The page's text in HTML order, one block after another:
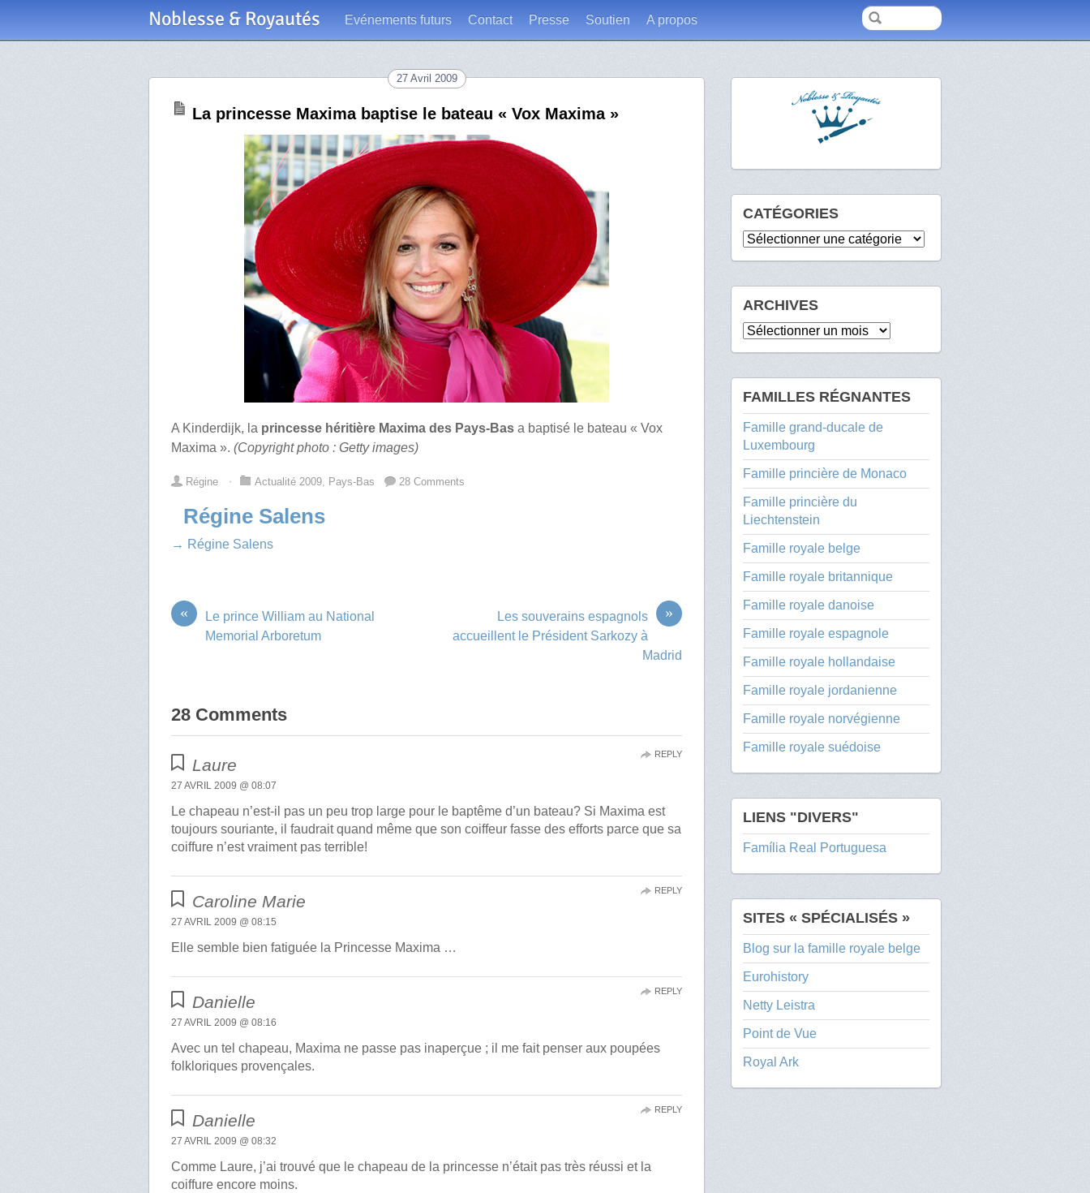
Noblesse & Royautés Evénements futurs Contact Presse Soutien A propos
27 Avril 2009
La princesse Maxima baptise le bateau « Vox Maxima »
A Kinderdijk, la princesse héritière Maxima des Pays-Bas a baptisé le bateau « Vox
Maxima ».(Copyright photo : Getty images)
Régine ⋅ Actualité 2009 Pays-Bas 28 Comments
Régine Salens
→ Régine Salens
«
Le prince William au National
Memorial Arboretum
»
Les souverains espagnols
accueillent le Président Sarkozy à
Madrid
28 Comments
Laure
27 AVRIL 2009 @ 08:07
Le chapeau n’est-il pas un peu trop large pour le baptême d’un bateau? Si Maxima est
toujours souriante, il faudrait quand même que son coiffeur fasse des efforts parce que sa
coiffure n’est vraiment pas terrible!
REPLY
Caroline Marie
27 AVRIL 2009 @ 08:15
Elle semble bien fatiguée la Princesse Maxima …
REPLY
Danielle
27 AVRIL 2009 @ 08:16
Avec un tel chapeau, Maxima ne passe pas inaperçue ; il me fait penser aux poupées
folkloriques provençales.
REPLY
Danielle
27 AVRIL 2009 @ 08:32
Comme Laure, j’ai trouvé que le chapeau de la princesse n’était pas très réussi et la
coiffure encore moins.
REPLY
CATÉGORIES
Catégories
ARCHIVES
Archives
FAMILLES RÉGNANTES
Famille grand-ducale de
Luxembourg
Famille princière de Monaco
Famille princière du
Liechtenstein
Famille royale belge
Famille royale britannique
Famille royale danoise
Famille royale espagnole
Famille royale hollandaise
Famille royale jordanienne
Famille royale norvégienne
Famille royale suédoise
LIENS "DIVERS"
Família Real Portuguesa
SITES « SPÉCIALISÉS »
Blog sur la famille royale belge
Eurohistory
Netty Leistra
Point de Vue
Royal Ark